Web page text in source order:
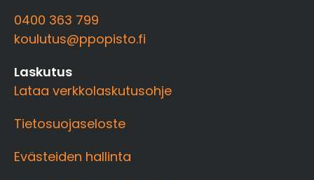
0400 363 799
koulutus@ppopisto.fi
Laskutus
Lataa verkkolaskutusohje
Tietosuojaseloste
Evästeiden hallinta